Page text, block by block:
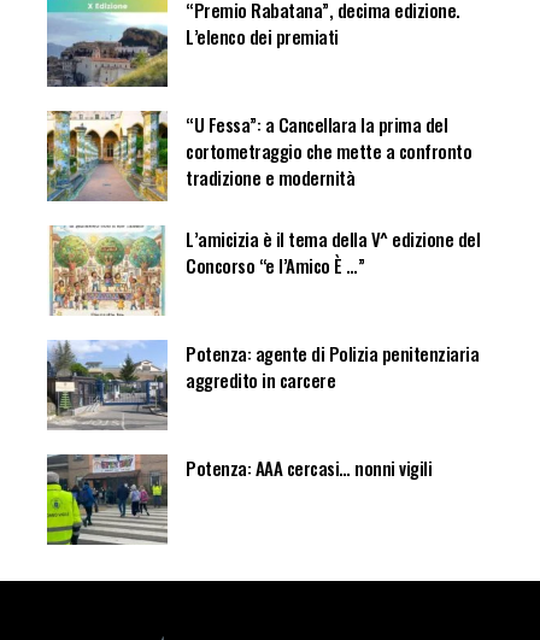
“Premio Rabatana”, decima edizione.
L’elenco dei premiati
“U Fessa”: a Cancellara la prima del
cortometraggio che mette a confronto
tradizione e modernità
L’amicizia è il tema della V^ edizione del
Concorso “e l’Amico È …”
Potenza: agente di Polizia penitenziaria
aggredito in carcere
Potenza: AAA cercasi… nonni vigili